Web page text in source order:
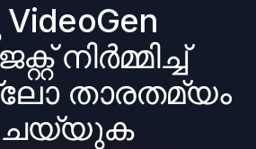
നിർമ്മിച്ച്
താരതമ്യം